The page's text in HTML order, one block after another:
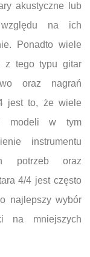
akustyczne lub
na ich
Ponadto wiele
z tego typu gitar
oraz nagrań
jest to, że wiele
modeli w tym
instrumentu
potrzeb oraz
4/4 jest często
najlepszy wybór
na mniejszych